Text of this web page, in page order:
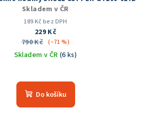
Skladem v ČR
189 Kč bez DPH
229 Kč
790 Kč (–71 %)
Skladem v ČR (6 ks)
hodnocení
produktu
Do košíku